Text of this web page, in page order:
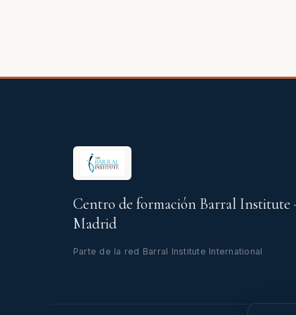
Centro de formación Barral Institute ·
Madrid
Parte de la red Barral Institute International